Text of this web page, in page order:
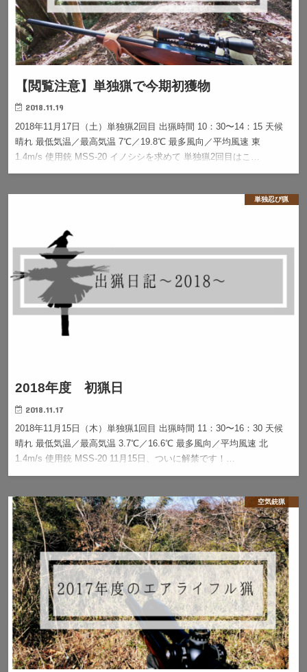
【閲覧注意】単独猟で今期初獲物
2018.11.19
2018年11月17日（土）単独猟2回目 出猟時間 10：30〜14：15 天候
晴れ 最低気温／最高気温 7℃／19.8℃ 最多風向／平均風速 東
1.4m/s 使用銃 MSS-20 イノシシを求めて 単独猟2回目はこ…
単独忍び猟
2018年度 初猟日
2018.11.17
2018年11月15日（木）単独猟1回目 出猟時間 11：30〜16：30 天候
晴れ 最低気温／最高気温 3.7℃／16.6℃ 最多風向／平均風速 北
1.4m/s 使用銃 MSS-20 11月15日、ついに解禁です！…
空気銃猟